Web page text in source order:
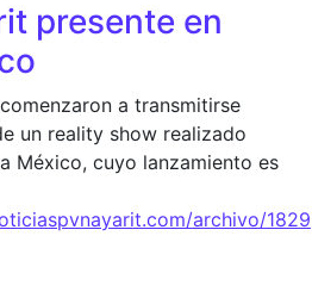
presente en
a transmitirse
un reality show realizado
México, cuyo lanzamiento es
archivo/1829